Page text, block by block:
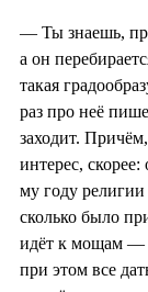
— Ты знаешь,
а он
такая
раз про неё
заходит.
интерес,
му году религии
сколько было
идёт к мощам —
при этом все